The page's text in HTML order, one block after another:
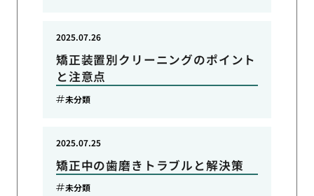
矯正装置別クリーニングのポイント
と注意点
2025.07.26
未分類
矯正中の歯磨きトラブルと解決策
2025.07.25
未分類